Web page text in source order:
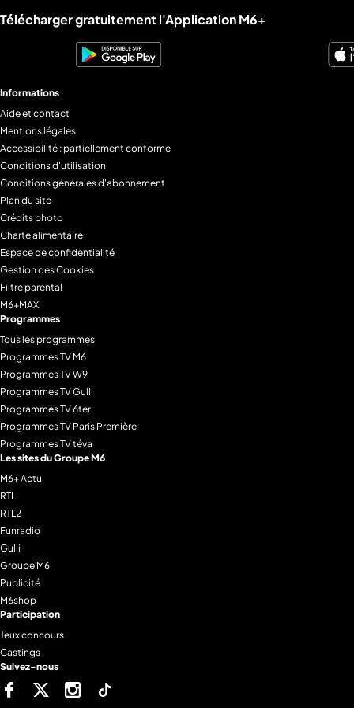
Liens utiles M6+.
Télécharger gratuitement l'Application M6+
Informations
Aide et contact
Mentions légales
Accessibilité : partiellement conforme
Conditions d'utilisation
Conditions générales d'abonnement
Plan du site
Crédits photo
Charte alimentaire
Espace de confidentialité
Gestion des Cookies
Filtre parental
M6+MAX
Programmes
Tous les programmes
Programmes TV M6
Programmes TV W9
Programmes TV Gulli
Programmes TV 6ter
Programmes TV Paris Première
Programmes TV téva
Les sites du Groupe M6
M6+ Actu
RTL
RTL2
Funradio
Gulli
Groupe M6
Publicité
M6shop
Participation
Jeux concours
Castings
Suivez-nous
FacebookTwitter Instagram